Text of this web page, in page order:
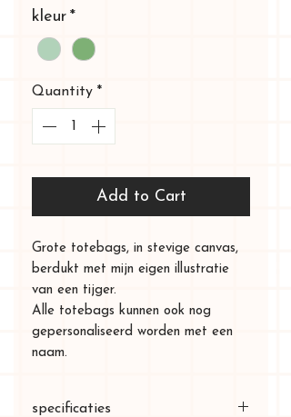
kleur *
Quantity *
Add to Cart
Grote totebags, in stevige canvas,
berdukt met mijn eigen illustratie
van een tijger.
Alle totebags kunnen ook nog
gepersonaliseerd worden met een
naam.
specificaties